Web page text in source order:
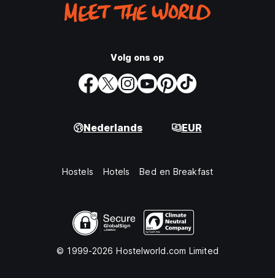
Volg ons op
Nederlands EUR
Hostels Hotels Bed en Breakfast
© 1999-2026 Hostelworld.com Limited